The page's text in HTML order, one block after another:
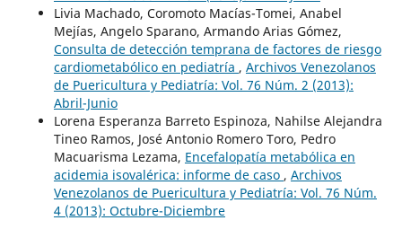
Livia Machado, Coromoto Macías-Tomei, Anabel
Mejías, Angelo Sparano, Armando Arias Gómez,
Consulta de detección temprana de factores de riesgo
cardiometabólico en pediatría , Archivos Venezolanos
de Puericultura y Pediatría: Vol. 76 Núm. 2 (2013):
Abril-Junio
Lorena Esperanza Barreto Espinoza, Nahilse Alejandra
Tineo Ramos, José Antonio Romero Toro, Pedro
Macuarisma Lezama, Encefalopatía metabólica en
acidemia isovalérica: informe de caso , Archivos
Venezolanos de Puericultura y Pediatría: Vol. 76 Núm.
4 (2013): Octubre-Diciembre